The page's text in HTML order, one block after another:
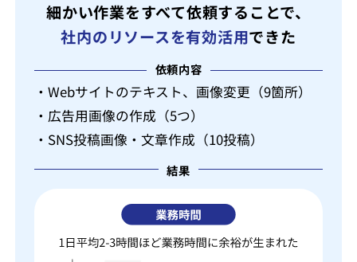
細かい作業をすべて依頼することで、
社内のリソースを有効活用できた
依頼内容
・Webサイトのテキスト、画像変更（9箇所）
・広告用画像の作成（5つ）
・SNS投稿画像・文章作成（10投稿）
結果